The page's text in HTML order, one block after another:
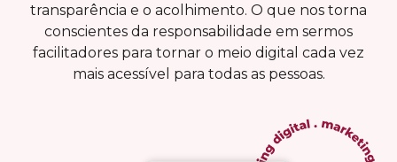
transparência e o acolhimento. O que nos torna
conscientes da responsabilidade em sermos
facilitadores para tornar o meio digital cada vez
mais acessível para todas as pessoas.